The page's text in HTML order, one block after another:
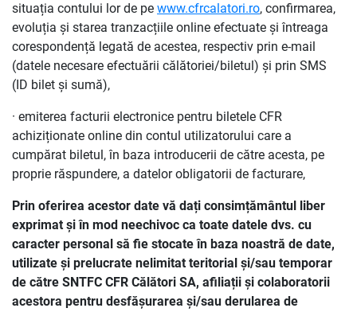
situația contului lor de pe www.cfrcalatori.ro, confirmarea,
evoluția și starea tranzacțiile online efectuate și întreaga
corespondență legată de acestea, respectiv prin e-mail
(datele necesare efectuării călătoriei/biletul) și prin SMS
(ID bilet și sumă),
· emiterea facturii electronice pentru biletele CFR
achiziționate online din contul utilizatorului care a
cumpărat biletul, în baza introducerii de către acesta, pe
proprie răspundere, a datelor obligatorii de facturare,
Prin oferirea acestor date vă dați consimțământul liber
exprimat și în mod neechivoc ca toate datele dvs. cu
caracter personal să fie stocate în baza noastră de date,
utilizate și prelucrate nelimitat teritorial și/sau temporar
de către SNTFC CFR Călători SA, afiliații și colaboratorii
acestora pentru desfășurarea și/sau derularea de